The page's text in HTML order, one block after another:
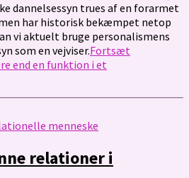
dannelsessyn trues af en forarmet
har historisk bekæmpet netop
vi aktuelt bruge personalismens
som en vejviser.Fortsæt
end en funktion i et
menneske
relationer i